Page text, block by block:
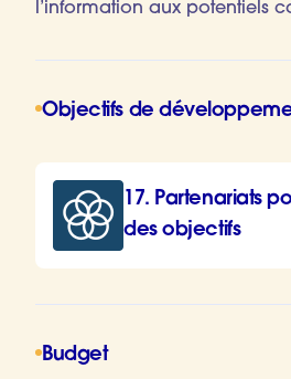
l’information aux potentiels
Objectifs de
17. Partenariats
des objectifs
Budget